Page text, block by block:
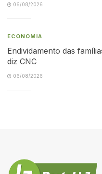
06/08/2026
ECONOMIA
Endividamento das
diz CNC
06/08/2026